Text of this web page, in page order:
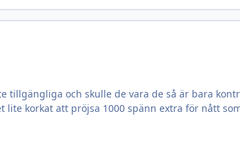
tillgängliga och skulle de vara de så är bara
lite korkat att pröjsa 1000 spänn extra för nått